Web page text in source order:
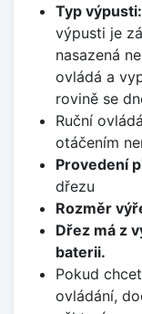
Typ výpusti:
výpusti je
nasazená
ovládá a
rovině se
Ruční
otáčením
Provedení
dřezu
Rozměr
Dřez má z
baterii.
Pokud
ovládání,